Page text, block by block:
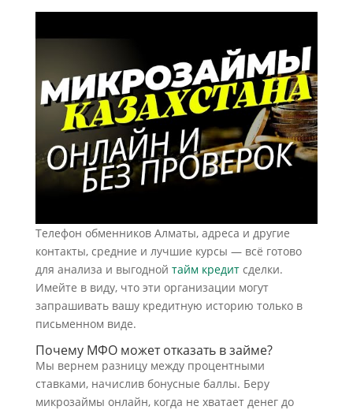
Телефон обменников Алматы, адреса и другие
контакты, средние и лучшие курсы — всё готово
для анализа и выгодной тайм кредитсделки.
Имейте в виду, что эти организации могут
запрашивать вашу кредитную историю только в
письменном виде.
Почему МФО может отказать в займе?
Мы вернем разницу между процентными
ставками, начислив бонусные баллы. Беру
микрозаймы онлайн, когда не хватает денег до